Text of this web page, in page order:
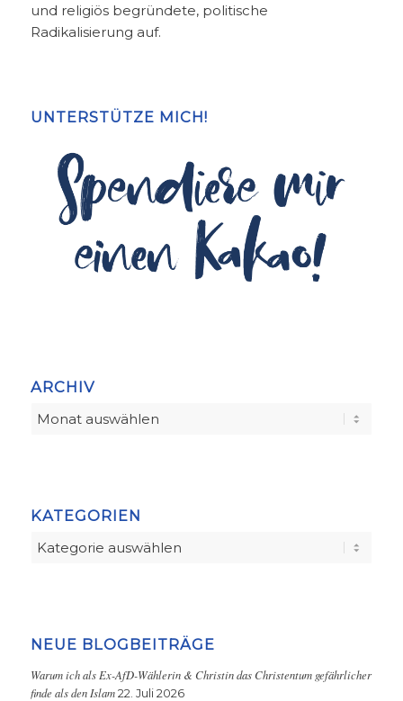
und religiös begründete, politische
Radikalisierung auf.
UNTERSTÜTZE MICH!
ARCHIV
KATEGORIEN
Kategorien
NEUE BLOGBEITRÄGE
Warum ich als Ex-AfD-Wählerin & Christin das Christentum gefährlicher
finde als den Islam 22. Juli 2026